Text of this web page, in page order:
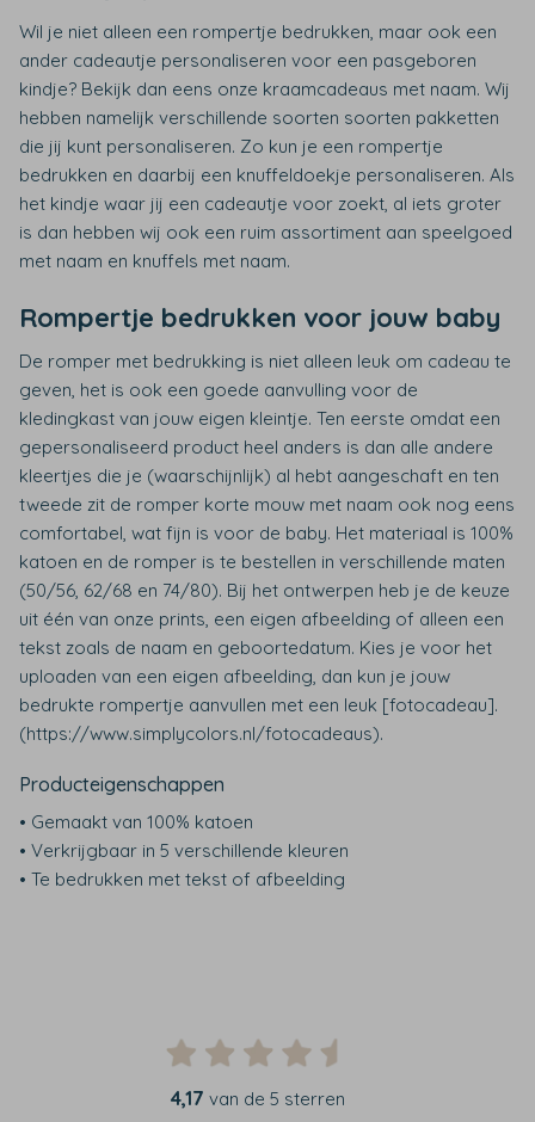
Wil je niet alleen een rompertje bedrukken, maar ook een
ander cadeautje personaliseren voor een pasgeboren
kindje? Bekijk dan eens onze kraamcadeaus met naam. Wij
hebben namelijk verschillende soorten soorten pakketten
die jij kunt personaliseren. Zo kun je een rompertje
bedrukken en daarbij een knuffeldoekje personaliseren. Als
het kindje waar jij een cadeautje voor zoekt, al iets groter
is dan hebben wij ook een ruim assortiment aan speelgoed
met naam en knuffels met naam.
Rompertje bedrukken voor jouw baby
De romper met bedrukking is niet alleen leuk om cadeau te
geven, het is ook een goede aanvulling voor de
kledingkast van jouw eigen kleintje. Ten eerste omdat een
gepersonaliseerd product heel anders is dan alle andere
kleertjes die je (waarschijnlijk) al hebt aangeschaft en ten
tweede zit de romper korte mouw met naam ook nog eens
comfortabel, wat fijn is voor de baby. Het materiaal is 100%
katoen en de romper is te bestellen in verschillende maten
(50/56, 62/68 en 74/80). Bij het ontwerpen heb je de keuze
uit één van onze prints, een eigen afbeelding of alleen een
tekst zoals de naam en geboortedatum. Kies je voor het
uploaden van een eigen afbeelding, dan kun je jouw
bedrukte rompertje aanvullen met een leuk [fotocadeau].
(https://www.simplycolors.nl/fotocadeaus).
Producteigenschappen
• Gemaakt van 100% katoen
• Verkrijgbaar in 5 verschillende kleuren
• Te bedrukken met tekst of afbeelding
4,17 van de 5 sterren